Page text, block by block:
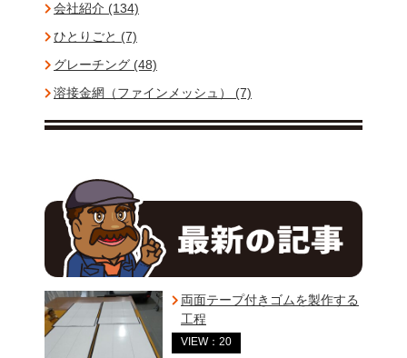
会社紹介 (134)
ひとりごと (7)
グレーチング (48)
溶接金網（ファインメッシュ） (7)
両面テープ付きゴムを製作する
工程
VIEW：20